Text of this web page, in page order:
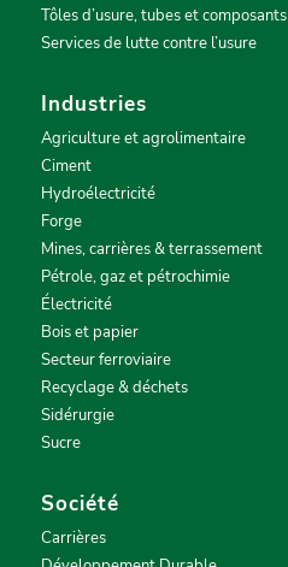
Tôles d’usure, tubes et composants
Services de lutte contre l’usure
Industries
Agriculture et agrolimentaire
Ciment
Hydroélectricité
Forge
Mines, carrières & terrassement
Pétrole, gaz et pétrochimie
Électricité
Bois et papier
Secteur ferroviaire
Recyclage & déchets
Sidérurgie
Sucre
Société
Carrières